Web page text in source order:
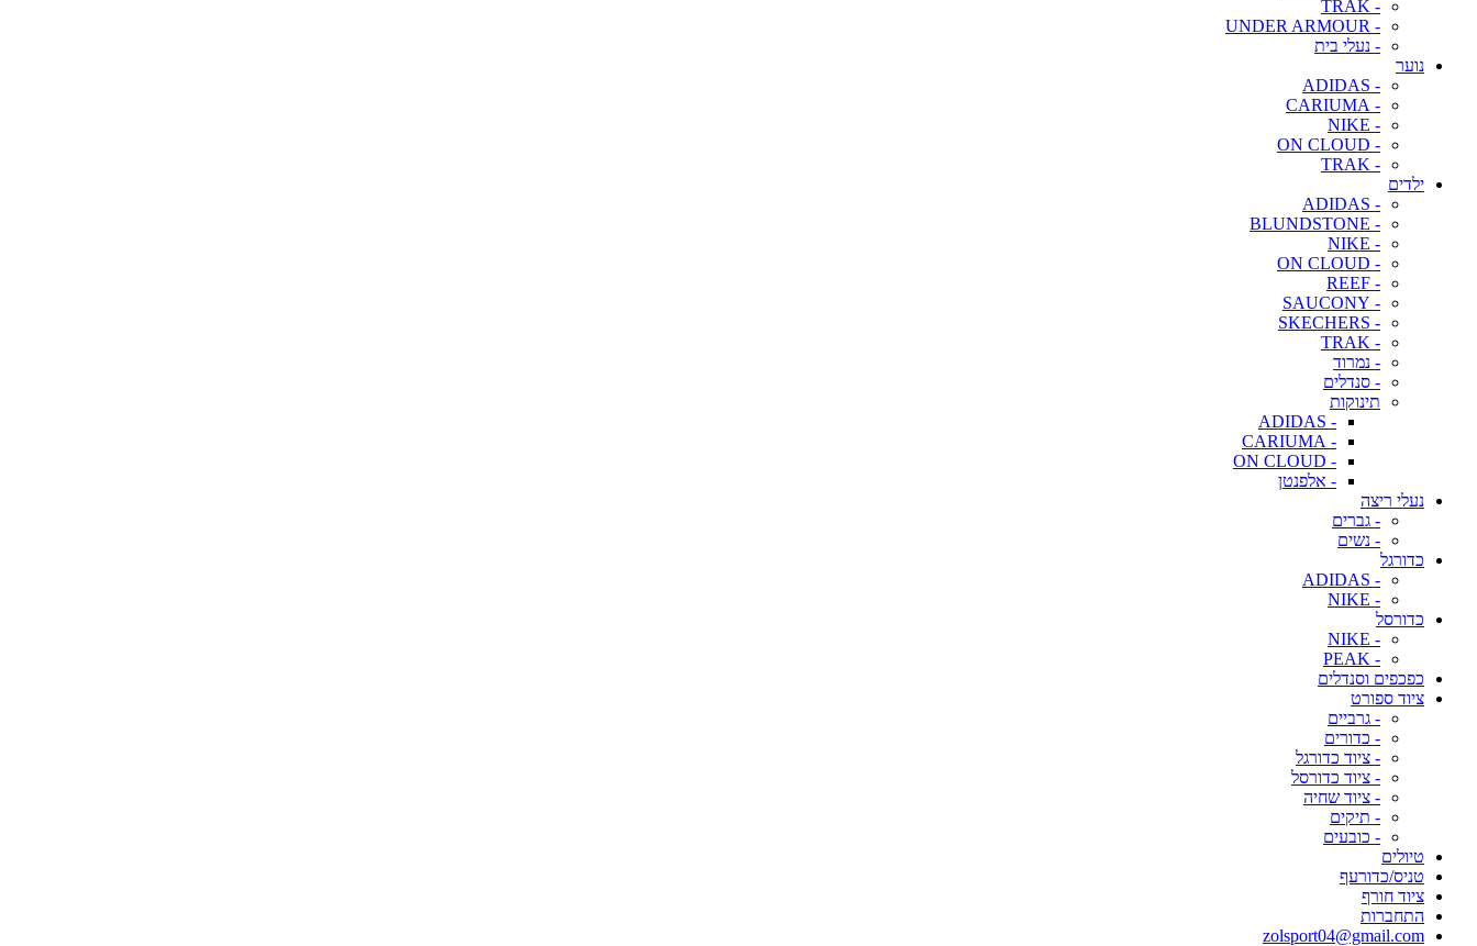
- TRAK
- UNDER ARMOUR
- נעלי בית
נוער
- ADIDAS
- CARIUMA
- NIKE
- ON CLOUD
- TRAK
ילדים
- ADIDAS
- BLUNDSTONE
- NIKE
- ON CLOUD
- REEF
- SAUCONY
- SKECHERS
- TRAK
- נמרוד
- סנדלים
תינוקות
- ADIDAS
- CARIUMA
- ON CLOUD
- אלפנטן
נעלי ריצה
- גברים
- נשים
כדורגל
- ADIDAS
- NIKE
כדורסל
- NIKE
- PEAK
כפכפים וסנדלים
ציוד ספורט
- גרביים
- כדורים
- ציוד כדורגל
- ציוד כדורסל
- ציוד שחיה
- תיקים
- כובעים
טיולים
טניס/כדורעף
ציוד חורף
התחברות
zolsport04@gmail.com